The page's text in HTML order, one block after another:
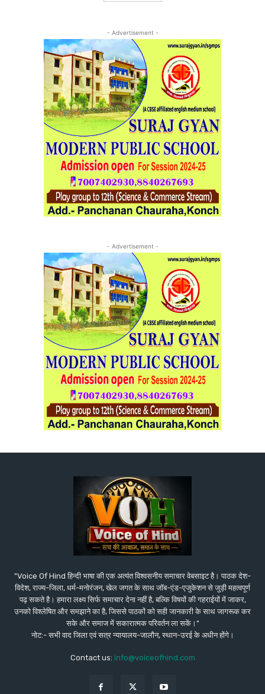
- Advertisement -
- Advertisement -
"Voice Of Hind हिन्दी भाषा की एक अत्यंत विश्वसनीय समाचार वेबसाइट है। पाठक देश-
विदेश, राज्य-जिला, धर्म-मनोरंजन, खेल जगत के साथ जॉब-एंड-एजुकेशन से जुड़ी महत्वपूर्ण
पढ़ सकते है। हमारा लक्ष्य सिर्फ समाचार देना नहीं है, बल्कि विषयों की गहराईयों में जाकर,
उनको विश्लेषित और समझाने का है, जिससे पाठकों को सही जानकारी के साथ जागरूक कर
सके और समाज में सकारात्मक परिवर्तन ला सकें।"
नोट:- सभी वाद जिला एवं सत्र न्यायालय-जालौन, स्थान-उरई के अधीन होंगे।
Contact us: info@voiceofhind.com